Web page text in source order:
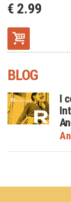
€ 2.99
BLOG
I